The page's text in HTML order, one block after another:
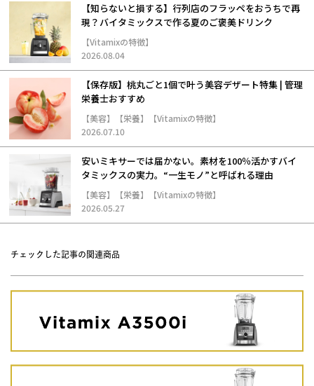
【知らないと損する】行列店のフラッペをおうちで再
現？バイタミックスで作る夏のご褒美ドリンク
【Vitamixの特徴】
2026.08.04
【保存版】桃丸ごと1個で叶う美容デザート特集 | 管理
栄養士おすすめ
【美容】【栄養】【Vitamixの特徴】
2026.07.10
安いミキサーでは届かない。素材を100％活かすバイ
タミックスの実力。“一生モノ”と呼ばれる理由
【美容】【栄養】【Vitamixの特徴】
2026.05.27
チェックした記事の関連商品